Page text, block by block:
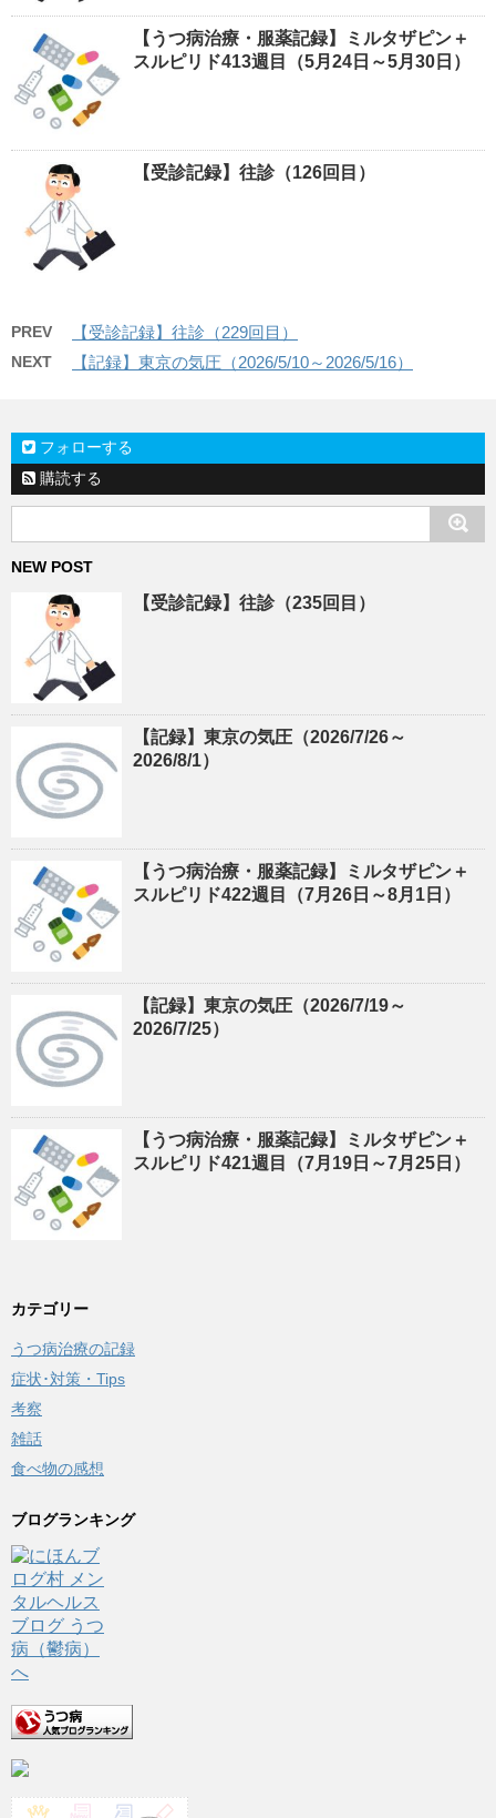
【うつ病治療・服薬記録】ミルタザピン＋
スルピリド413週目（5月24日～5月30日）
【受診記録】往診（126回目）
PREV 【受診記録】往診（229回目）
NEXT 【記録】東京の気圧（2026/5/10～2026/5/16）
フォローする
購読する
NEW POST
【受診記録】往診（235回目）
【記録】東京の気圧（2026/7/26～
2026/8/1）
【うつ病治療・服薬記録】ミルタザピン＋
スルピリド422週目（7月26日～8月1日）
【記録】東京の気圧（2026/7/19～
2026/7/25）
【うつ病治療・服薬記録】ミルタザピン＋
スルピリド421週目（7月19日～7月25日）
カテゴリー
うつ病治療の記録
症状･対策・Tips
考察
雑話
食べ物の感想
ブログランキング